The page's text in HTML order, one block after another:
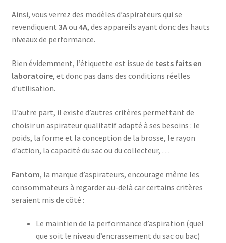
Cafetière – SCM-2940
Cafetière filtre – SCM-2938
Cart
CC-5400
CC-5400p
Centrale à vapeur – SSI-2891b
Centrale a vapeur – SSI-2891R
Centrifugeuse – SJ-3143
Ainsi, vous verrez des modèles d’aspirateurs qui se
revendiquent 3Aou 4A, des appareils ayant donc des hauts
niveaux de performance.
Bien évidemment, l’étiquette est issue de tests faits en
laboratoire, et donc pas dans des conditions réelles
d’utilisation.
D’autre part, il existe d’autres critères permettant de
choisir un aspirateur qualitatif adapté à ses besoins : le
poids, la forme et la conception de la brosse, le rayon
d’action, la capacité du sac ou du collecteur, …
Fantom, la marque d’aspirateurs, encourage même les
consommateurs à regarder au-delà car certains critères
seraient mis de côté :
Le maintien de la performance d’aspiration (quel
que soit le niveau d’encrassement du sac ou bac)